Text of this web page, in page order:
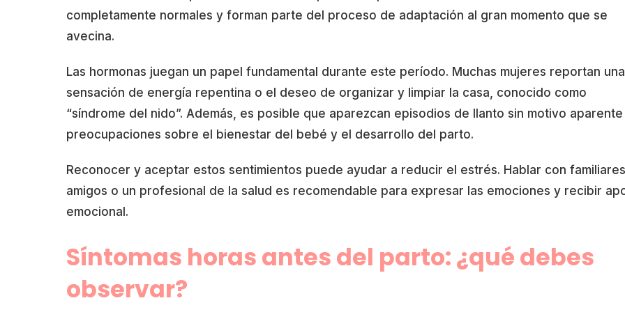
completamente normales y forman parte del proceso de adaptación al gran momento que se
avecina.
Las hormonas juegan un papel fundamental durante este período. Muchas mujeres reportan una
sensación de energía repentina o el deseo de organizar y limpiar la casa, conocido como
“síndrome del nido”. Además, es posible que aparezcan episodios de llanto sin motivo aparente
preocupaciones sobre el bienestar del bebé y el desarrollo del parto.
Reconocer y aceptar estos sentimientos puede ayudar a reducir el estrés. Hablar con
amigos o un profesional de la salud es recomendable para expresar las emociones y recibir
emocional.
Síntomas horas antes del parto: ¿qué debes
observar?